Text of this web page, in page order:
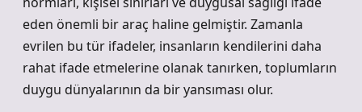
eden önemli bir araç haline gelmiştir. Zamanla
evrilen bu tür ifadeler, insanların kendilerini daha
rahat ifade etmelerine olanak tanırken, toplumların
duygu dünyalarının da bir yansıması olur.